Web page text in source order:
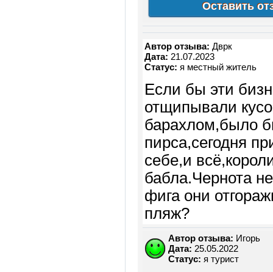
Автор отзыва: Дврк
Дата: 21.07.2023
Статус: я местный житель
Если бы эти
отщипывали
барахлом,было
пирса,сегодня
себе,и
бабла.Чернота
фига они
пляж?
Автор отзыва: Игорь
Дата: 25.05.2022
Статус: я турист